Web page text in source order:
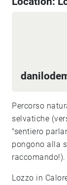
Percorso
selvatiche
"sentiero
pongono alla
raccomando!).
Lozzo in